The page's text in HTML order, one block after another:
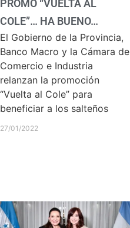
PROMO “VUELTA AL
COLE”… HA BUENO…
El Gobierno de la Provincia,
Banco Macro y la Cámara de
Comercio e Industria
relanzan la promoción
“Vuelta al Cole” para
beneficiar a los salteños
27/01/2022